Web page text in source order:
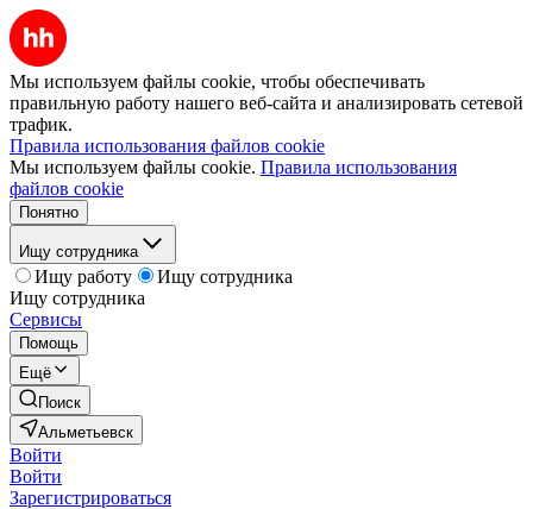
Мы используем файлы cookie, чтобы обеспечивать
правильную работу нашего веб-сайта и анализировать сетевой
трафик.
Правила использования файлов cookie
Мы используем файлы cookie. Правила использования
файлов cookie
Понятно
Ищу сотрудника
Ищу работу
Ищу сотрудника
Ищу сотрудника
Сервисы
Помощь
Ещё
Поиск
Альметьевск
Войти
Войти
Зарегистрироваться